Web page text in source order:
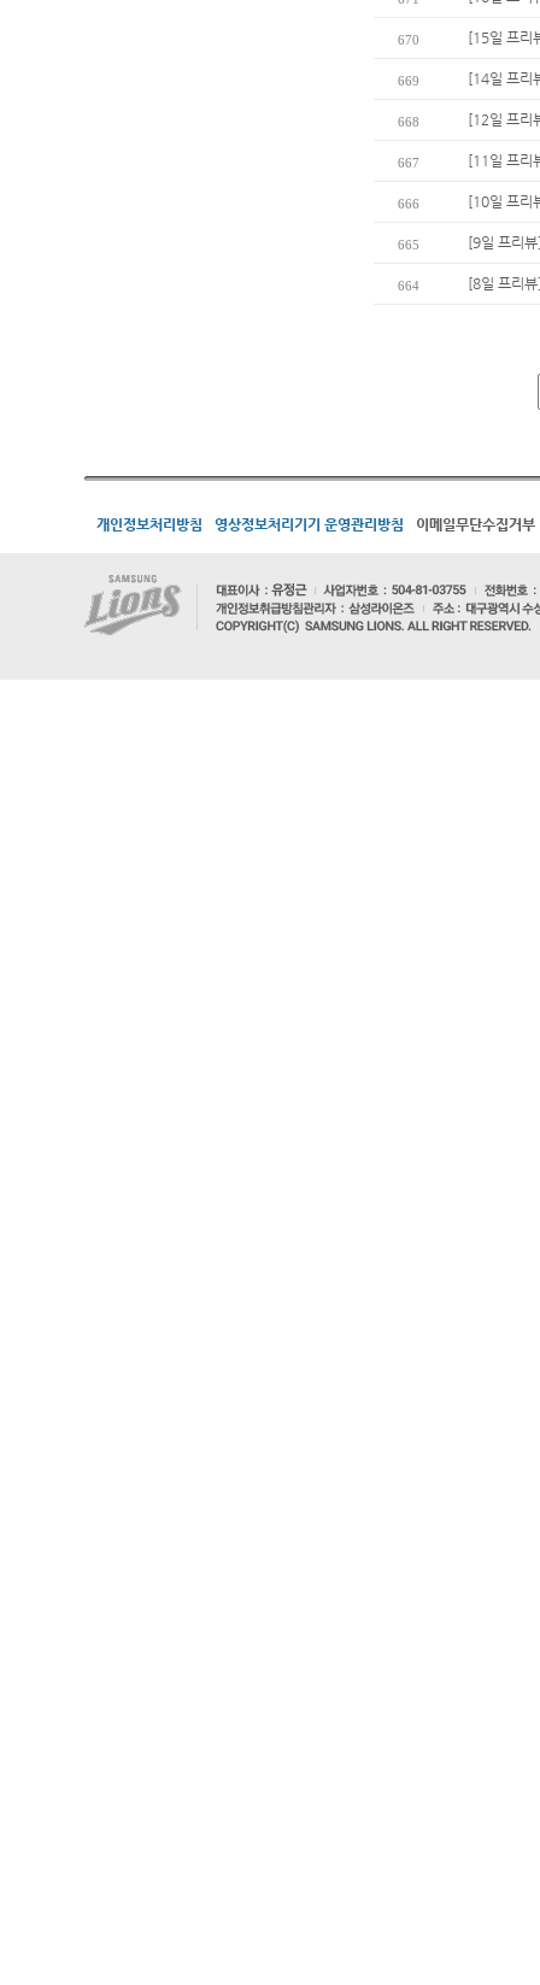
670 [15일 프리
669 [14일 프리
668 [12일 프리
667 [11일 프리
666 [10일 프리
665 [9일 프리
664 [8일 프리
개인정보처리방침 영상정보처리기기 운영관리방침 이메일무단수집거부